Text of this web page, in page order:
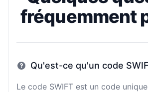
fréquemment
Qu'est-ce qu'un code
Le code SWIFT est un code